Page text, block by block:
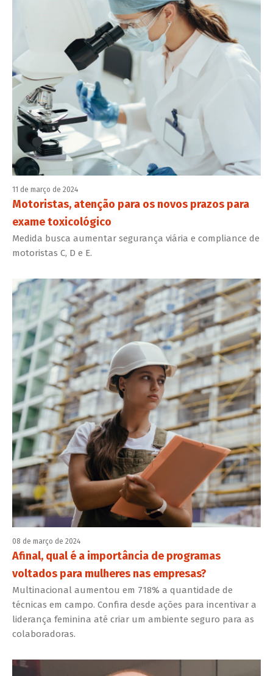
11 de março de 2024
Motoristas, atenção para os novos prazos para
exame toxicológico
Medida busca aumentar segurança viária e compliance de
motoristas C, D e E.
08 de março de 2024
Afinal, qual é a importância de programas
voltados para mulheres nas empresas?
Multinacional aumentou em 718% a quantidade de
técnicas em campo. Confira desde ações para incentivar a
liderança feminina até criar um ambiente seguro para as
colaboradoras.